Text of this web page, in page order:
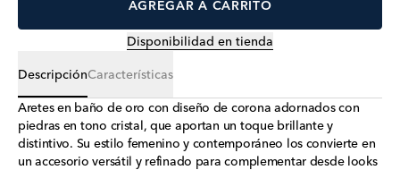
AGREGAR A CARRITO
Disponibilidad en tienda
DescripciónCaracterísticas
Aretes en baño de oro con diseño de corona adornados con
piedras en tono cristal, que aportan un toque brillante y
distintivo. Su estilo femenino y contemporáneo los convierte en
un accesorio versátil y refinado para complementar desde looks